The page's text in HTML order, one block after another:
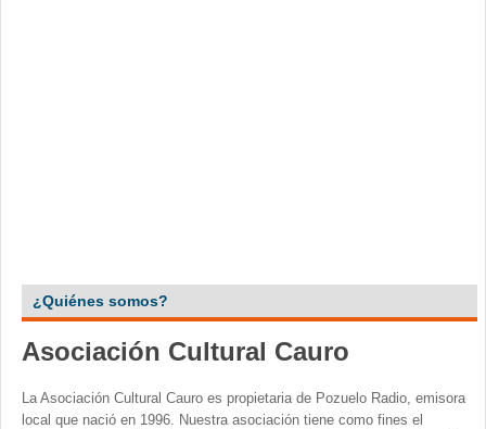
¿Quiénes somos?
Asociación Cultural Cauro
La Asociación Cultural Cauro es propietaria de Pozuelo Radio, emisora
local que nació en 1996. Nuestra asociación tiene como fines el